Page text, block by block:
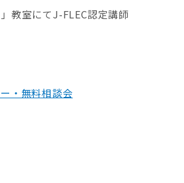
教室にてJ-FLEC認定講師
・無料相談会